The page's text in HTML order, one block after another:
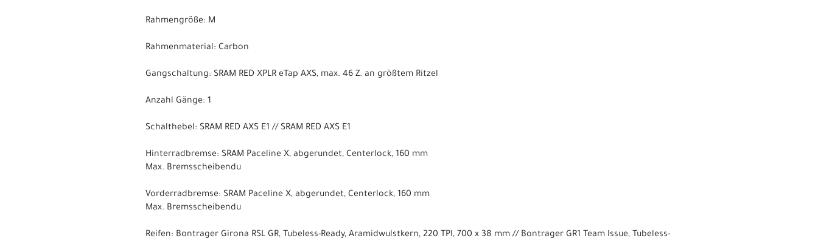
Rahmengröße: M
Rahmenmaterial: Carbon
Gangschaltung: SRAM RED XPLR eTap AXS, max. 46 Z. an größtem Ritzel
Anzahl Gänge: 1
Schalthebel: SRAM RED AXS E1 // SRAM RED AXS E1
Hinterradbremse: SRAM Paceline X, abgerundet, Centerlock, 160 mm
Max. Bremsscheibendu
Vorderradbremse: SRAM Paceline X, abgerundet, Centerlock, 160 mm
Max. Bremsscheibendu
Reifen: Bontrager Girona RSL GR, Tubeless-Ready, Aramidwulstkern, 220 TPI, 700 x 38 mm // Bontrager GR1 Team Issue, Tubeless-